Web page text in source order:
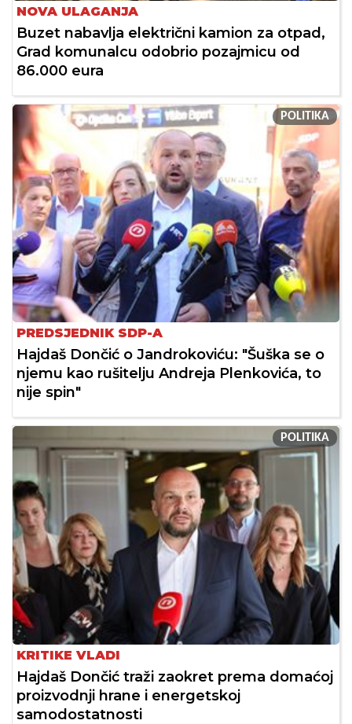
NOVA ULAGANJA
Buzet nabavlja električni kamion za otpad,
Grad komunalcu odobrio pozajmicu od
86.000 eura
POLITIKA
PREDSJEDNIK SDP-A
Hajdaš Dončić o Jandrokoviću: "Šuška se o
njemu kao rušitelju Andreja Plenkovića, to
nije spin"
POLITIKA
KRITIKE VLADI
Hajdaš Dončić traži zaokret prema domaćoj
proizvodnji hrane i energetskoj
samodostatnosti